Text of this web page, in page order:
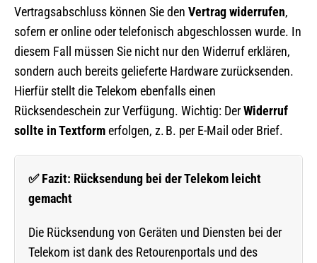
Vertragsabschluss können Sie den Vertrag widerrufen,
sofern er online oder telefonisch abgeschlossen wurde. In
diesem Fall müssen Sie nicht nur den Widerruf erklären,
sondern auch bereits gelieferte Hardware zurücksenden.
Hierfür stellt die Telekom ebenfalls einen
Rücksendeschein zur Verfügung. Wichtig: DerWiderruf
sollte in Textformerfolgen, z. B. per E-Mail oder Brief.
✅ Fazit: Rücksendung bei der Telekom leicht
gemacht
Die Rücksendung von Geräten und Diensten bei der
Telekom ist dank des Retourenportals und des